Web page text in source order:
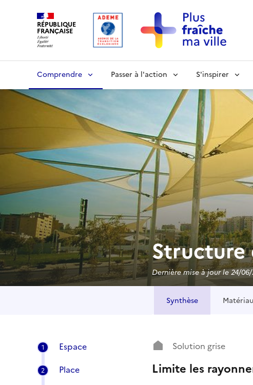
RÉPUBLIQUE
FRANÇAISE
Comprendre Passer à l'action S'inspirer
Structure
Dernière mise à jour le 24/
1 Espace
2 Place
Synthèse
Solution grise
Limite les